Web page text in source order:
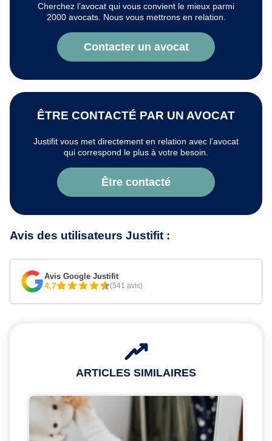
Cherchez l’avocat qui vous convient le mieux parmi
2000 avocats. Nous vous mettrons en relation.
Contacter un avocat
ÊTRE CONTACTÉ PAR UN AVOCAT
Justifit vous met directement en relation avec l’avocat
qui correspond le plus à votre besoin.
Être contacté
Avis des utilisateurs Justifit :
Avis Google Justifit
4,7 (541 avis)
ARTICLES SIMILAIRES